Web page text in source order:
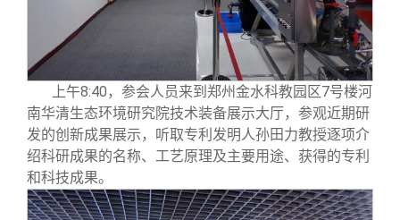
上午8:40，参会人员来到郑州金水科教园区7号楼河
南华清生态环境研究院技术装备展示大厅，参观近期研
发的创新成果展示，听取专利发明人孙田力教授逐项介
绍科研成果的名称、工艺原理及主要用途、获得的专利
和科技成果。